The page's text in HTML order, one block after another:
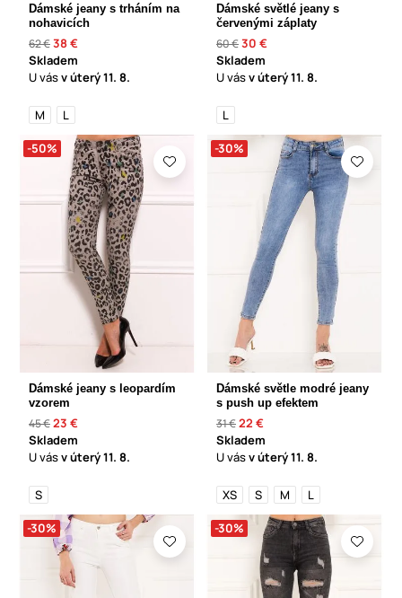
Dámské jeany s trháním na
nohavicích
62 €38 €
Skladem
U vásv úterý11. 8.
M L
Dámské světlé jeany s
červenými záplaty
60 €30 €
Skladem
U vásv úterý11. 8.
L
-50%
Dámské jeany s leopardím
vzorem
45 €23 €
Skladem
U vásv úterý11. 8.
S
-30%
Dámské světle modré jeany
s push up efektem
31 €22 €
Skladem
U vásv úterý11. 8.
XS S M L
-30% -30%